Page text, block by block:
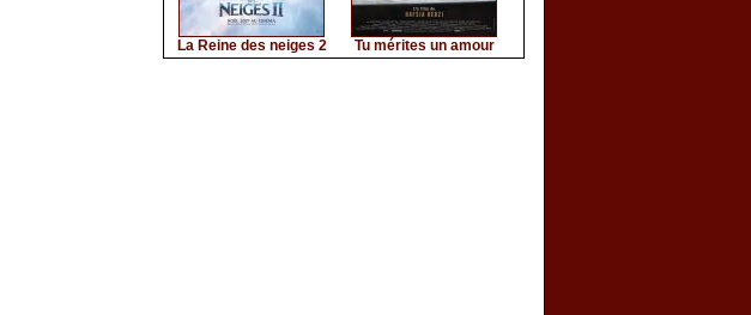
La Reine des neiges 2 Tu mérites un amour